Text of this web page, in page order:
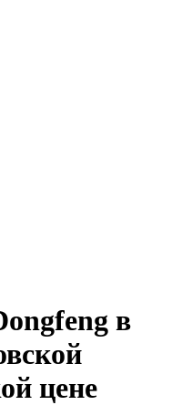
в
цене